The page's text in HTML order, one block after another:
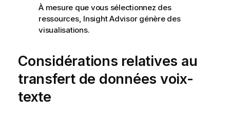
À mesure que vous sélectionnez des
ressources, Insight Advisorgénère des
visualisations.
Considérations relatives au
transfert de données voix-
texte